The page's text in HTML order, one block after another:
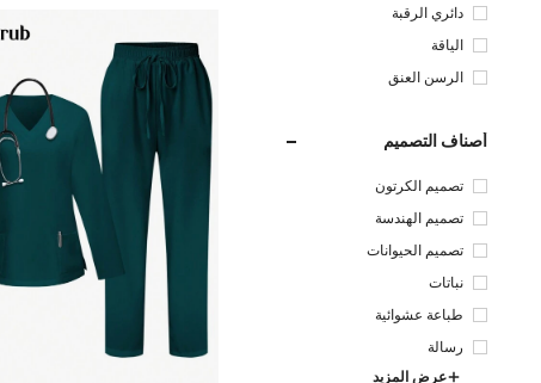
دائري الرقبة
الياقة
الرسن العنق
أصناف التصميم
تصميم الكرتون
تصميم الهندسة
تصميم الحيوانات
نباتات
طباعة عشوائية
رسالة
عرض المزيد